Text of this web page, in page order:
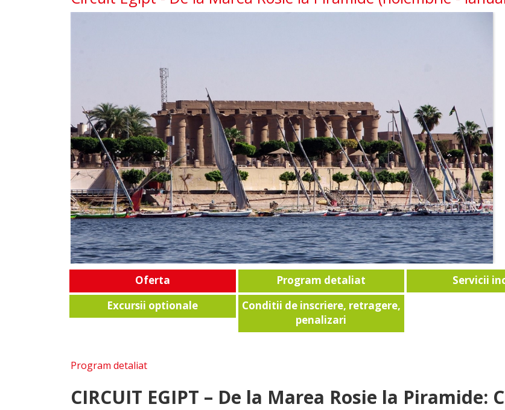
Oferta Program detaliat Servicii
Excursii optionale
Conditii de inscriere, retragere,
penalizari
Program detaliat
CIRCUIT EGIPT – De la Marea Rosie la Piramide: